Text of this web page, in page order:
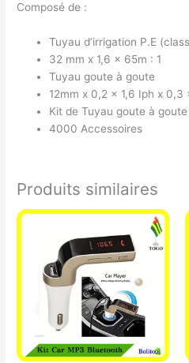
Composé de :
Tuyau d’irrigation P.E
32 mm x 1,6 x 65m : 1
Tuyau goute à goute
12mm x 0,2 x 1,6 Iph x 0,3
Kit de Tuyau goute à goute
4000 Accessoires
Produits similaires